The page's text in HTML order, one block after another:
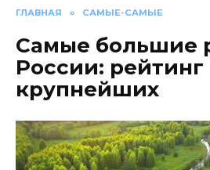
ГЛАВНАЯ » САМЫЕ-САМЫЕ
Самые большие
России: рейтинг
крупнейших